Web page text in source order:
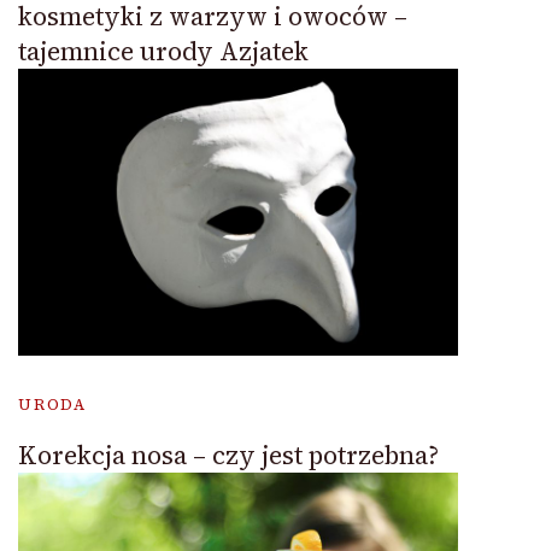
kosmetyki z warzyw i owoców –
tajemnice urody Azjatek
URODA
Korekcja nosa – czy jest potrzebna?